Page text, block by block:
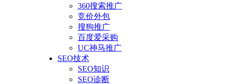
360搜索推广
竞价外包
搜狗推广
百度爱采购
UC神马推广
SEO技术
SEO知识
SEO诊断